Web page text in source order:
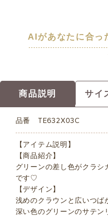
AIがあなたに合っ
商品説明 サイ
品番 TE632X03C
【アイテム説明】
【商品紹介】
グリーンの差し色がクラ
です♡
【デザイン】
浅めのクラウンと広いつば
深い色のグリーンのサテン